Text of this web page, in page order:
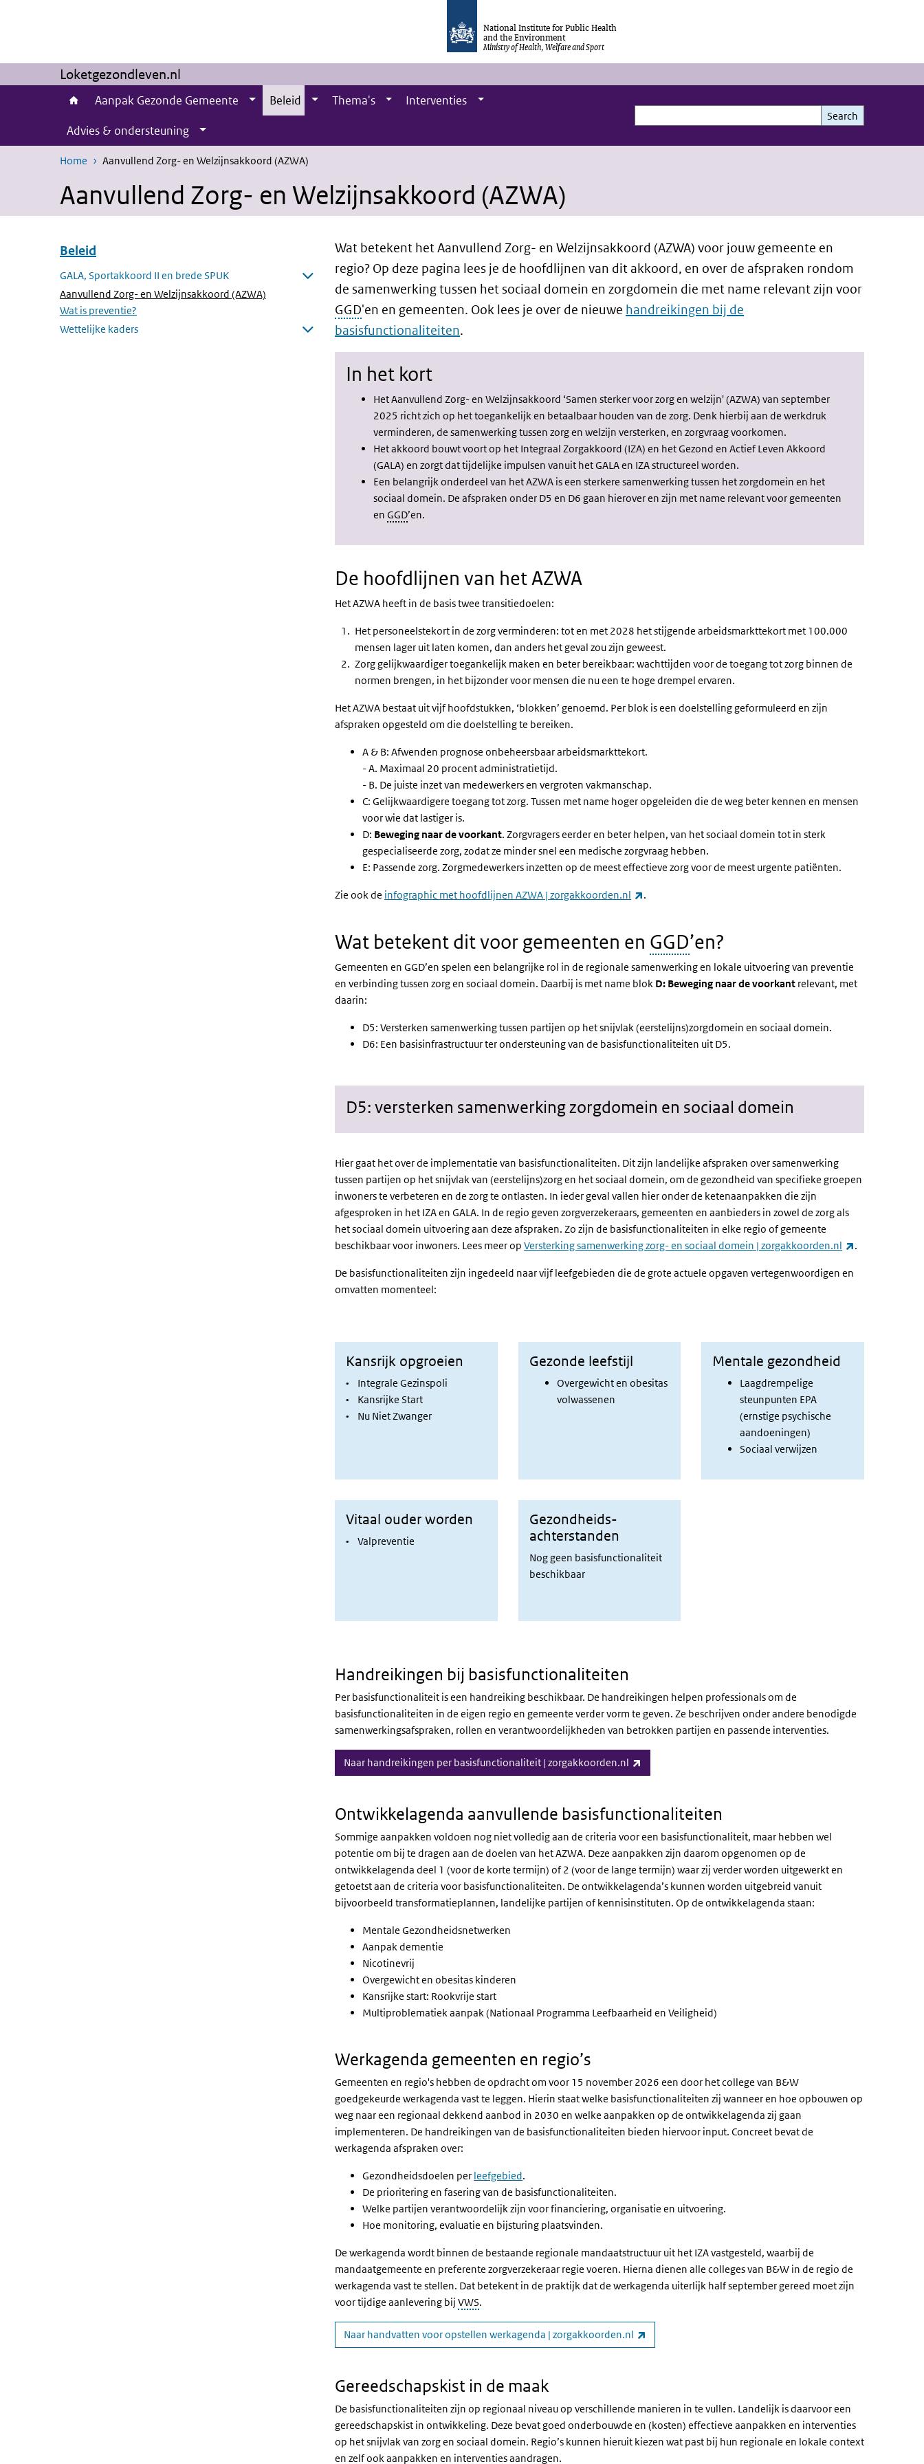
National Institute for Public Health
and the Environment
Ministry of Health, Welfare and Sport
Loketgezondleven.nl
Aanpak Gezonde Gemeente Beleid Thema's
Interventies
Advies & ondersteuning
Search
Search
Home Aanvullend Zorg- en Welzijnsakkoord (AZWA)
Aanvullend Zorg- en Welzijnsakkoord (AZWA)
Skip menu Beleid
Beleid
GALA, Sportakkoord II en brede SPUK
Open submenu
Aanvullend Zorg- en Welzijnsakkoord (AZWA)
Wat is preventie?
Wettelijke kaders
Wat betekent het Aanvullend Zorg- en Welzijnsakkoord (AZWA) voor jouw gemeente en
regio? Op deze pagina lees je de hoofdlijnen van dit akkoord, en over de afspraken rondom
de samenwerking tussen het sociaal domein en zorgdomein die met name relevant zijn voor
GGD'en en gemeenten. Ook lees je over de nieuwe handreikingen bij de
basisfunctionaliteiten.
In het kort
Het Aanvullend Zorg- en Welzijnsakkoord ‘Samen sterker voor zorg en welzijn' (AZWA) van september
2025 richt zich op het toegankelijk en betaalbaar houden van de zorg. Denk hierbij aan de werkdruk
verminderen, de samenwerking tussen zorg en welzijn versterken, en zorgvraag voorkomen.
Het akkoord bouwt voort op het Integraal Zorgakkoord (IZA) en het Gezond en Actief Leven Akkoord
(GALA) en zorgt dat tijdelijke impulsen vanuit het GALA en IZA structureel worden.
Een belangrijk onderdeel van het AZWA is een sterkere samenwerking tussen het zorgdomein en het
sociaal domein. De afspraken onder D5 en D6 gaan hierover en zijn met name relevant voor gemeenten
en GGD’en.
De hoofdlijnen van het AZWA
Het AZWA heeft in de basis twee transitiedoelen:
Het personeelstekort in de zorg verminderen: tot en met 2028 het stijgende arbeidsmarkttekort met 100.000
mensen lager uit laten komen, dan anders het geval zou zijn geweest.
Zorg gelijkwaardiger toegankelijk maken en beter bereikbaar: wachttijden voor de toegang tot zorg binnen de
normen brengen, in het bijzonder voor mensen die nu een te hoge drempel ervaren.
Het AZWA bestaat uit vijf hoofdstukken, ‘blokken’ genoemd. Per blok is een doelstelling geformuleerd en zijn
afspraken opgesteld om die doelstelling te bereiken.
A & B: Afwenden prognose onbeheersbaar arbeidsmarkttekort.
- A. Maximaal 20 procent administratietijd.
- B. De juiste inzet van medewerkers en vergroten vakmanschap.
C: Gelijkwaardigere toegang tot zorg. Tussen met name hoger opgeleiden die de weg beter kennen en mensen
voor wie dat lastiger is.
D: Beweging naar de voorkant. Zorgvragers eerder en beter helpen, van het sociaal domein tot in sterk
gespecialiseerde zorg, zodat ze minder snel een medische zorgvraag hebben.
E: Passende zorg. Zorgmedewerkers inzetten op de meest effectieve zorg voor de meest urgente patiënten.
Zie ook de infographic met hoofdlijnen AZWA | zorgakkoorden.nl (link is external)
.
Wat betekent dit voor gemeenten en GGD’en?
Gemeenten en GGD’en spelen een belangrijke rol in de regionale samenwerking en lokale uitvoering van preventie
en verbinding tussen zorg en sociaal domein. Daarbij is met name blok D: Beweging naar de voorkant relevant, met
daarin:
D5: Versterken samenwerking tussen partijen op het snijvlak (eerstelijns)zorgdomein en sociaal domein.
D6: Een basisinfrastructuur ter ondersteuning van de basisfunctionaliteiten uit D5.
D5: versterken samenwerking zorgdomein en sociaal domein
Hier gaat het over de implementatie van basisfunctionaliteiten. Dit zijn landelijke afspraken over samenwerking
tussen partijen op het snijvlak van (eerstelijns)zorg en het sociaal domein, om de gezondheid van specifieke groepen
inwoners te verbeteren en de zorg te ontlasten. In ieder geval vallen hier onder de ketenaanpakken die zijn
afgesproken in het IZA en GALA. In de regio geven zorgverzekeraars, gemeenten en aanbieders in zowel de zorg als
het sociaal domein uitvoering aan deze afspraken. Zo zijn de basisfunctionaliteiten in elke regio of gemeente
beschikbaar voor inwoners. Lees meer op Versterking samenwerking zorg- en sociaal domein | zorgakkoorden.nl (link is
.
De basisfunctionaliteiten zijn ingedeeld naar vijf leefgebieden die de grote actuele opgaven vertegenwoordigen en
omvatten momenteel:
Kansrijk opgroeien
• Integrale Gezinspoli
• Kansrijke Start
• Nu Niet Zwanger
Gezonde leefstijl
Overgewicht en obesitas
volwassenen
Mentale gezondheid
Laagdrempelige
steunpunten EPA
(ernstige psychische
aandoeningen)
Sociaal verwijzen
Vitaal ouder worden
• Valpreventie
Gezondheids-
achterstanden
Nog geen basisfunctionaliteit
beschikbaar
Handreikingen bij basisfunctionaliteiten
Per basisfunctionaliteit is een handreiking beschikbaar. De handreikingen helpen professionals om de
basisfunctionaliteiten in de eigen regio en gemeente verder vorm te geven. Ze beschrijven onder andere benodigde
samenwerkingsafspraken, rollen en verantwoordelijkheden van betrokken partijen en passende interventies.
Naar handreikingen per basisfunctionaliteit | zorgakkoorden.nl
Ontwikkelagenda aanvullende basisfunctionaliteiten
Sommige aanpakken voldoen nog niet volledig aan de criteria voor een basisfunctionaliteit, maar hebben wel
potentie om bij te dragen aan de doelen van het AZWA. Deze aanpakken zijn daarom opgenomen op de
ontwikkelagenda deel 1 (voor de korte termijn) of 2 (voor de lange termijn) waar zij verder worden uitgewerkt en
getoetst aan de criteria voor basisfunctionaliteiten. De ontwikkelagenda’s kunnen worden uitgebreid vanuit
bijvoorbeeld transformatieplannen, landelijke partijen of kennisinstituten. Op de ontwikkelagenda staan:
Mentale Gezondheidsnetwerken
Aanpak dementie
Nicotinevrij
Overgewicht en obesitas kinderen
Kansrijke start: Rookvrije start
Multiproblematiek aanpak (Nationaal Programma Leefbaarheid en Veiligheid)
Werkagenda gemeenten en regio’s
Gemeenten en regio's hebben de opdracht om voor 15 november 2026 een door het college van B&W
goedgekeurde werkagenda vast te leggen. Hierin staat welke basisfunctionaliteiten zij wanneer en hoe opbouwen op
weg naar een regionaal dekkend aanbod in 2030 en welke aanpakken op de ontwikkelagenda zij gaan
implementeren. De handreikingen van de basisfunctionaliteiten bieden hiervoor input. Concreet bevat de
werkagenda afspraken over:
Gezondheidsdoelen per leefgebied.
De prioritering en fasering van de basisfunctionaliteiten.
Welke partijen verantwoordelijk zijn voor financiering, organisatie en uitvoering.
Hoe monitoring, evaluatie en bijsturing plaatsvinden.
De werkagenda wordt binnen de bestaande regionale mandaatstructuur uit het IZA vastgesteld, waarbij de
mandaatgemeente en preferente zorgverzekeraar regie voeren. Hierna dienen alle colleges van B&W in de regio de
werkagenda vast te stellen. Dat betekent in de praktijk dat de werkagenda uiterlijk half september gereed moet zijn
voor tijdige aanlevering bij VWS.
Naar handvatten voor opstellen werkagenda | zorgakkoorden.nl
Gereedschapskist in de maak
De basisfunctionaliteiten zijn op regionaal niveau op verschillende manieren in te vullen. Landelijk is daarvoor een
gereedschapskist in ontwikkeling. Deze bevat goed onderbouwde en (kosten) effectieve aanpakken en interventies
op het snijvlak van zorg en sociaal domein. Regio’s kunnen hieruit kiezen wat past bij hun regionale en lokale context
en zelf ook aanpakken en interventies aandragen.